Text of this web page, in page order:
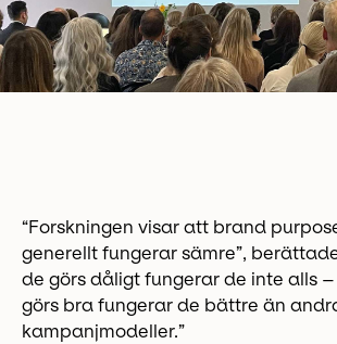
“Forskningen visar att brand
generellt fungerar sämre”,
de görs dåligt fungerar de inte alls
görs bra fungerar de bättre än
kampanjmodeller.”